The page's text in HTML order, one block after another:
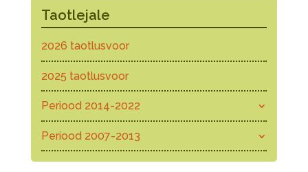
Taotlejale
2026 taotlusvoor
2025 taotlusvoor
Periood 2014-2022
Periood 2007-2013